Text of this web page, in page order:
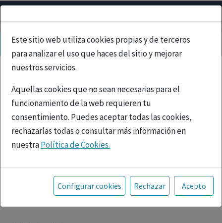
Este sitio web utiliza cookies propias y de terceros
para analizar el uso que haces del sitio y mejorar
nuestros servicios.
Aquellas cookies que no sean necesarias para el
funcionamiento de la web requieren tu
consentimiento. Puedes aceptar todas las cookies,
rechazarlas todas o consultar más información en
nuestraPolítica de Cookies.
Toda la información incluida en la Página Web está
referida a productos del mercado español y, por
tanto, dirigida a profesionales sanitarios legalmente
facultados para prescribir o dispensar medicamentos
Configurar cookies Rechazar Acepto